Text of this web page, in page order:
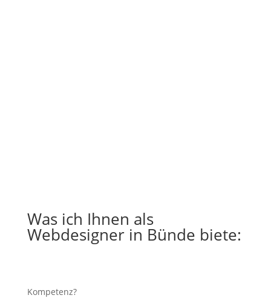
Was ich Ihnen als
Webdesigner in Bünde biete:
Kompetenz?